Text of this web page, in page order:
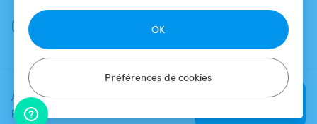
Préférences de cookies
OK
Ajoutez une date et un créneau
pour voir le prix
Vérifier la